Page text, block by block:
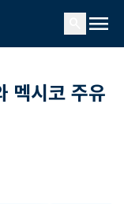
menu
멕시코 주유